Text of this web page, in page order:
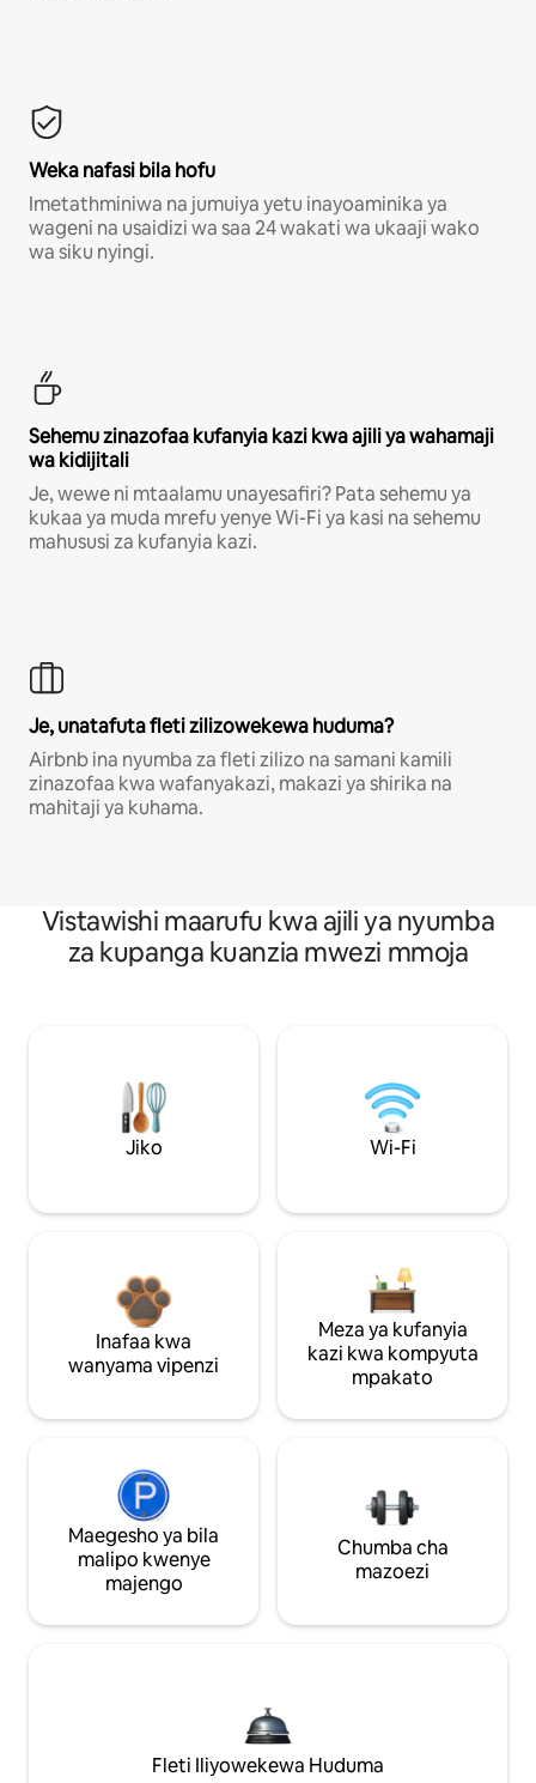
Weka nafasi bila hofu
Imetathminiwa na jumuiya yetu inayoaminika ya
wageni na usaidizi wa saa 24 wakati wa ukaaji wako
wa siku nyingi.
Sehemu zinazofaa kufanyia kazi kwa ajili ya wahamaji
wa kidijitali
Je, wewe ni mtaalamu unayesafiri? Pata sehemu ya
kukaa ya muda mrefu yenye Wi-Fi ya kasi na sehemu
mahususi za kufanyia kazi.
Je, unatafuta fleti zilizowekewa huduma?
Airbnb ina nyumba za fleti zilizo na samani kamili
zinazofaa kwa wafanyakazi, makazi ya shirika na
mahitaji ya kuhama.
Vistawishi maarufu kwa ajili ya nyumba
za kupanga kuanzia mwezi mmoja
Jiko Wi-Fi
Inafaa kwa
wanyama vipenzi
Meza ya kufanyia
kazi kwa kompyuta
mpakato
Maegesho ya bila
malipo kwenye
majengo
Chumba cha
mazoezi
Fleti Iliyowekewa Huduma